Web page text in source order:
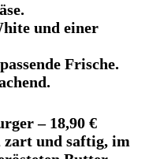
und einer
Frische.
– 18,90 €
zart und saftig, im